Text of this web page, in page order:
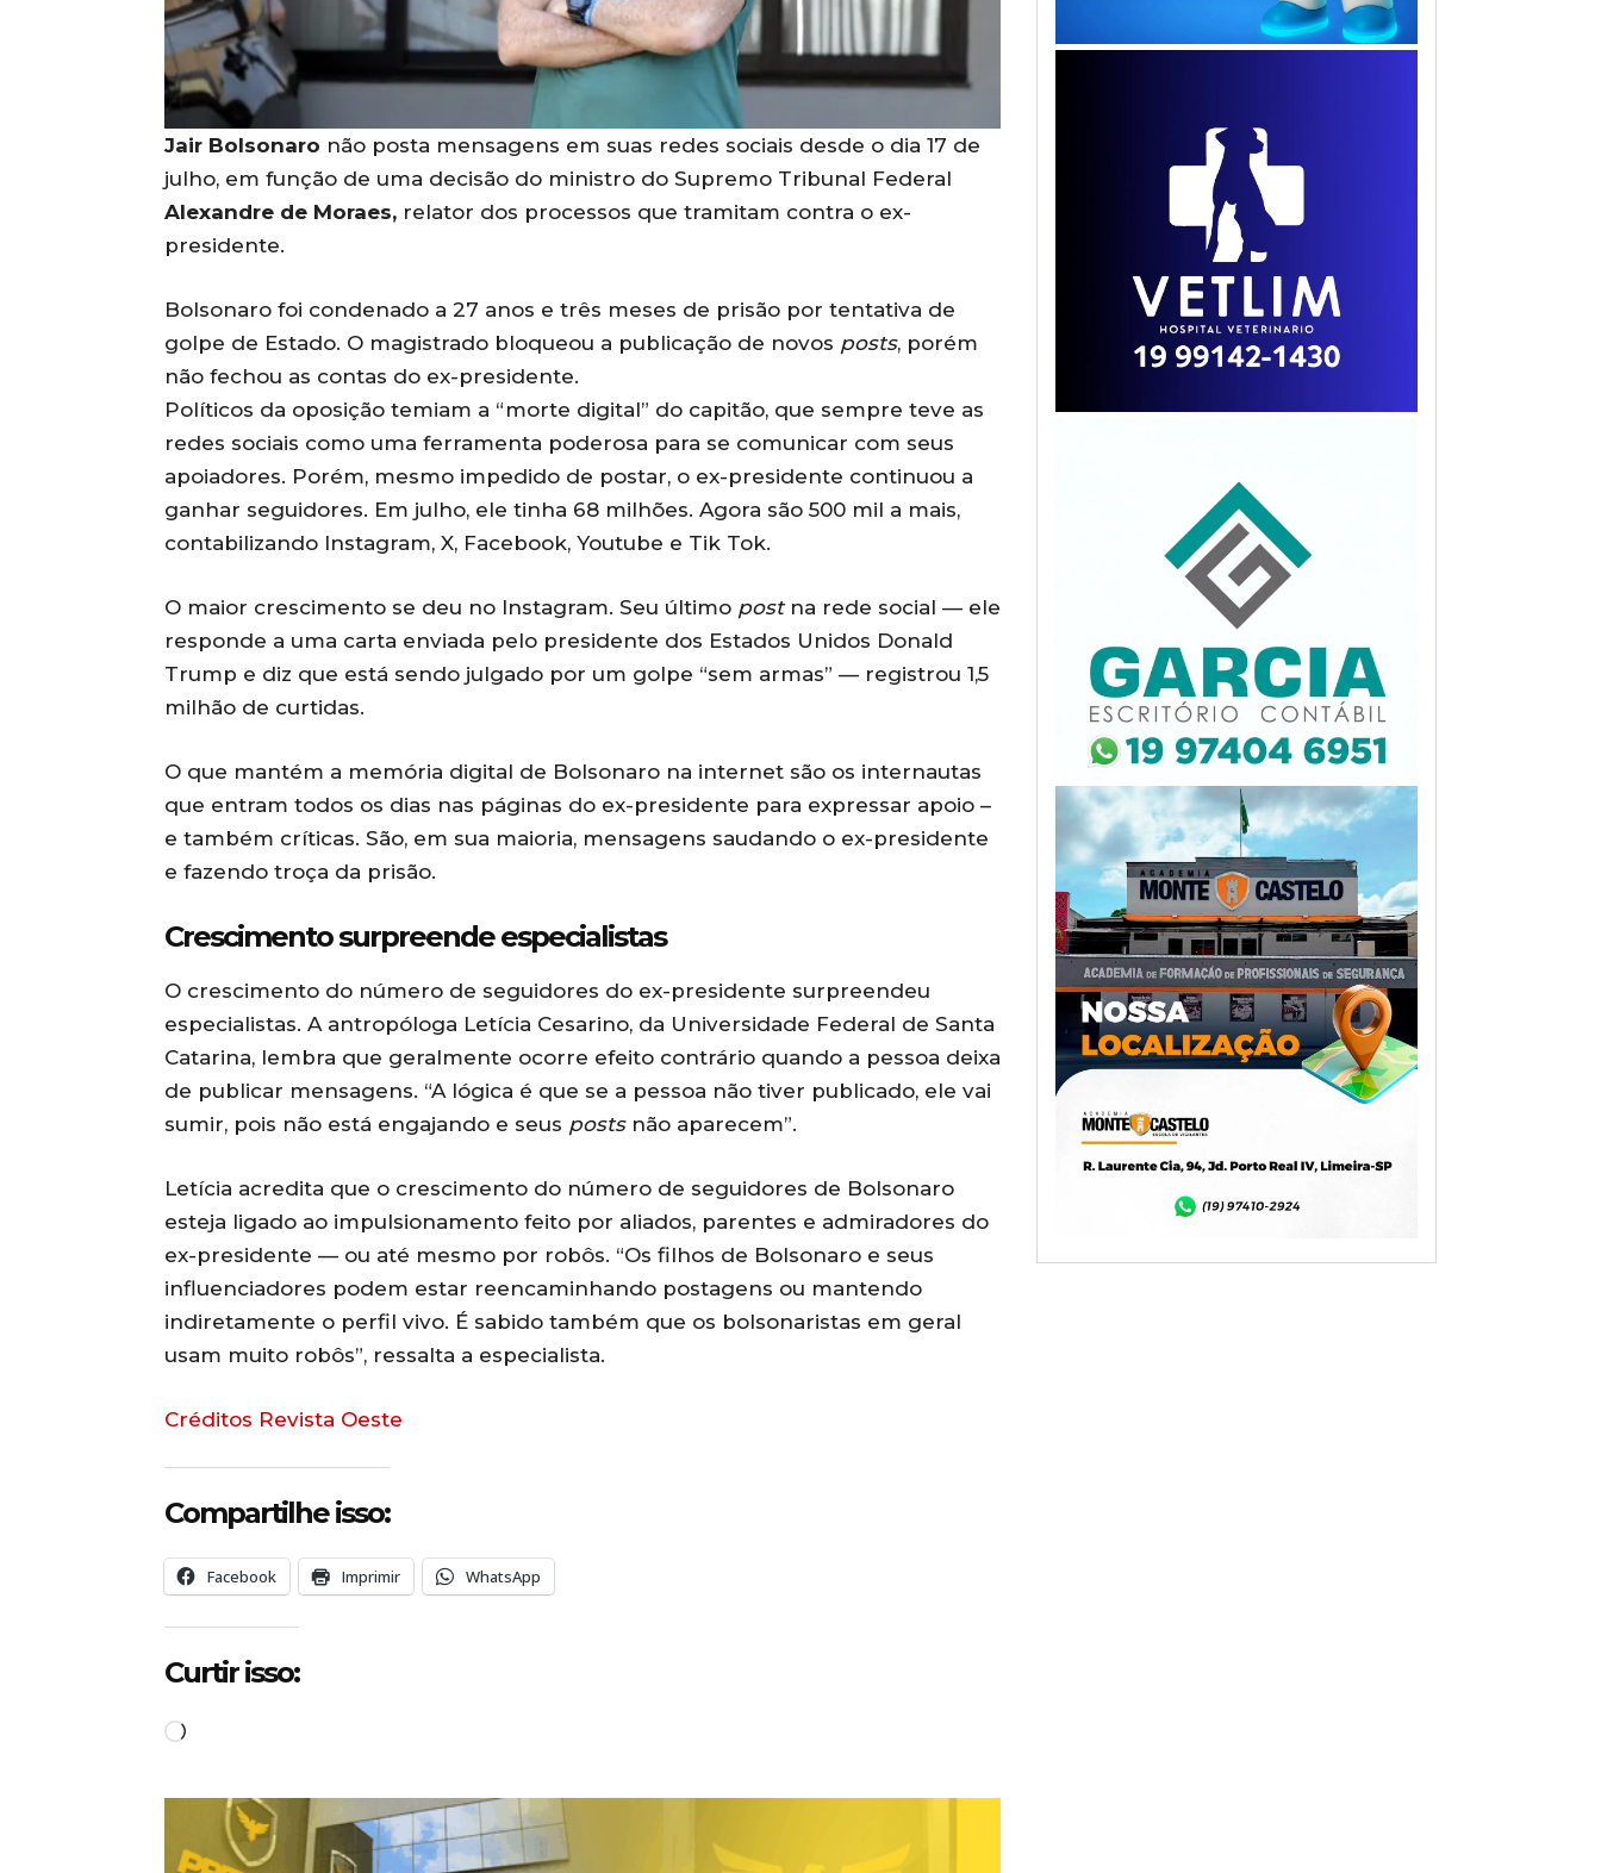
Jair Bolsonaro não posta mensagens em suas redes sociais desde o dia 17 de
julho, em função de uma decisão do ministro do Supremo Tribunal Federal
Alexandre de Moraes, relator dos processos que tramitam contra o ex-
presidente.
Bolsonaro foi condenado a 27 anos e três meses de prisão por tentativa de
golpe de Estado. O magistrado bloqueou a publicação de novos posts, porém
não fechou as contas do ex-presidente.
Políticos da oposição temiam a “morte digital” do capitão, que sempre teve as
redes sociais como uma ferramenta poderosa para se comunicar com seus
apoiadores. Porém, mesmo impedido de postar, o ex-presidente continuou a
ganhar seguidores. Em julho, ele tinha 68 milhões. Agora são 500 mil a mais,
contabilizando Instagram, X, Facebook, Youtube e Tik Tok.
O maior crescimento se deu no Instagram. Seu último postna rede social — ele
responde a uma carta enviada pelo presidente dos Estados Unidos Donald
Trump e diz que está sendo julgado por um golpe “sem armas” — registrou 1,5
milhão de curtidas.
O que mantém a memória digital de Bolsonaro na internet são os internautas
que entram todos os dias nas páginas do ex-presidente para expressar apoio –
e também críticas. São, em sua maioria, mensagens saudando o ex-presidente
e fazendo troça da prisão.
Crescimento surpreende especialistas
O crescimento do número de seguidores do ex-presidente surpreendeu
especialistas. A antropóloga Letícia Cesarino, da Universidade Federal de Santa
Catarina, lembra que geralmente ocorre efeito contrário quando a pessoa deixa
de publicar mensagens. “A lógica é que se a pessoa não tiver publicado, ele vai
sumir, pois não está engajando e seus postsnão aparecem”.
Letícia acredita que o crescimento do número de seguidores de Bolsonaro
esteja ligado ao impulsionamento feito por aliados, parentes e admiradores do
ex-presidente — ou até mesmo por robôs. “Os filhos de Bolsonaro e seus
influenciadores podem estar reencaminhando postagens ou mantendo
indiretamente o perfil vivo. É sabido também que os bolsonaristas em geral
usam muito robôs”, ressalta a especialista.
Créditos Revista Oeste
Compartilhe isso:
Facebook Imprimir WhatsApp
Curtir isso:
C
r
e